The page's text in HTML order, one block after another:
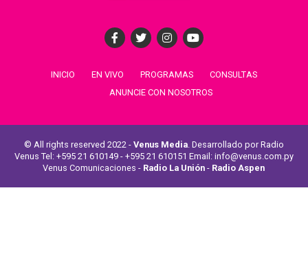
INICIO EN VIVO PROGRAMAS
CONSULTAS
ANUNCIE CON NOSOTROS
© All rights reserved 2022 - Venus Media. Desarrollado por Radio
Venus Tel: +595 21 610149 - +595 21 610151 Email: info@venus.com.py
Venus Comunicaciones - Radio La Unión - Radio Aspen